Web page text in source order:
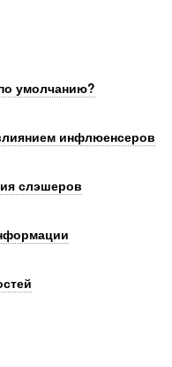
умолчанию?
инфлюенсеров
слэшеров